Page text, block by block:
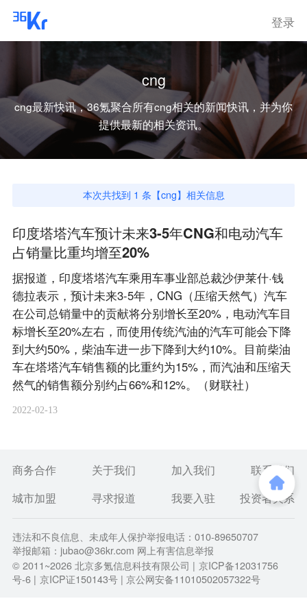
登录
cng
cng最新快讯，36氪聚合所有cng相关的新闻快讯，并为你
提供最新的相关资讯。
本次共找到 1 条【cng】相关信息
印度塔塔汽车预计未来3-5年CNG和电动汽车
占销量比重均增至20%
据报道，印度塔塔汽车乘用车事业部总裁沙伊莱什·钱
德拉表示，预计未来3-5年，CNG（压缩天然气）汽车
在公司总销量中的贡献将分别增长至20%，电动汽车目
标增长至20%左右，而使用传统汽油的汽车可能会下降
到大约50%，柴油车进一步下降到大约10%。目前柴油
车在塔塔汽车销售额的比重约为15%，而汽油和压缩天
然气的销售额分别约占66%和12%。（财联社）
2022-02-13
商务合作 关于我们 加入我们
联系我们
城市加盟
寻求报道 我要入驻 投资者关系
违法和不良信息、未成年人保护举报电话：010-89650707
举报邮箱：jubao@36kr.com 网上有害信息举报
© 2011~2026北京多氪信息科技有限公司 | 京ICP备12031756
号-6 | 京ICP证150143号 | 京公网安备11010502057322号